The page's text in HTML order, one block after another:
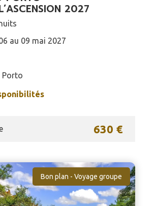
2027
au 09 mai 2027
Porto
630 €
Bon plan - Voyage groupe